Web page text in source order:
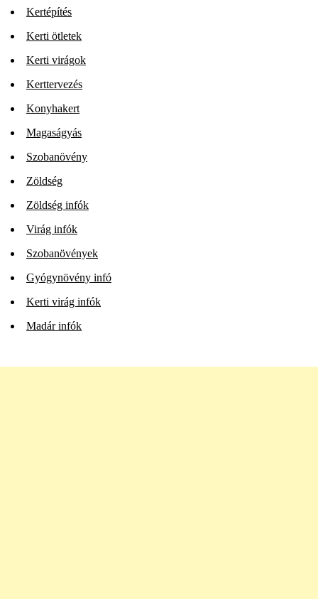
Kertépítés
Kerti ötletek
Kerti virágok
Kerttervezés
Konyhakert
Magaságyás
Szobanövény
Zöldség
Zöldség infók
Virág infók
Szobanövények
Gyógynövény infó
Kerti virág infók
Madár infók